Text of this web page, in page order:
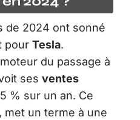
de 2024 ont sonné
pour Tesla.
du passage à
ses ventes
% sur un an. Ce
met un terme à une